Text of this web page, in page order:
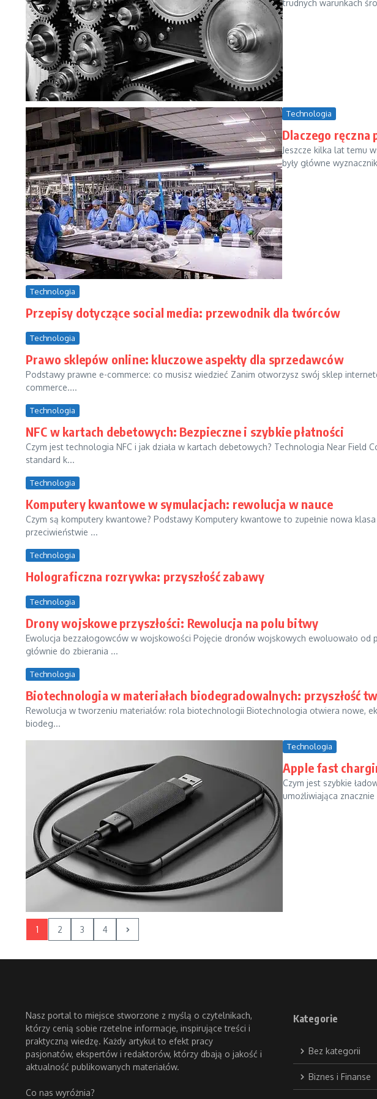
trudnych warunkach
Technologia
Dlaczego ręczna
Jeszcze kilka lat temu
były główne
Technologia
Przepisy dotyczące social media: przewodnik dla twórców
Technologia
Prawo sklepów online: kluczowe aspekty dla sprzedawców
Podstawy prawne e-commerce: co musisz wiedzieć Zanim otworzysz swój sklep
commerce....
Technologia
NFC w kartach debetowych: Bezpieczne i szybkie płatności
Czym jest technologia NFC i jak działa w kartach debetowych? Technologia Near Field
standard k...
Technologia
Komputery kwantowe w symulacjach: rewolucja w nauce
Czym są komputery kwantowe? Podstawy Komputery kwantowe to zupełnie nowa
przeciwieństwie ...
Technologia
Holograficzna rozrywka: przyszłość zabawy
Technologia
Drony wojskowe przyszłości: Rewolucja na polu bitwy
Ewolucja bezzałogowców w wojskowości Pojęcie dronów wojskowych ewoluowało
głównie do zbierania ...
Technologia
Biotechnologia w materiałach biodegradowalnych: przyszłość
Rewolucja w tworzeniu materiałów: rola biotechnologii Biotechnologia otwiera nowe,
biodeg...
Technologia
Apple fast
Czym jest szybkie
umożliwiająca
1 2 3 4
Nasz portal to miejsce stworzone z myślą o czytelnikach,
którzy cenią sobie rzetelne informacje, inspirujące treści i
praktyczną wiedzę. Każdy artykuł to efekt pracy
pasjonatów, ekspertów i redaktorów, którzy dbają o jakość i
aktualność publikowanych materiałów.
Co nas wyróżnia?
Kategorie
Bez kategorii
Biznes i Finanse